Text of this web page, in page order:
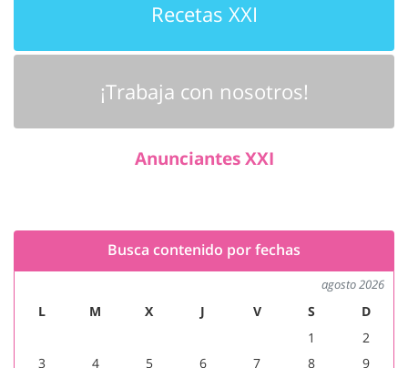
Recetas XXI
¡Trabaja con nosotros!
Anunciantes XXI
Busca contenido por fechas
agosto 2026
L M X J V S
D
1
2
3
4 5 6 7 8
9